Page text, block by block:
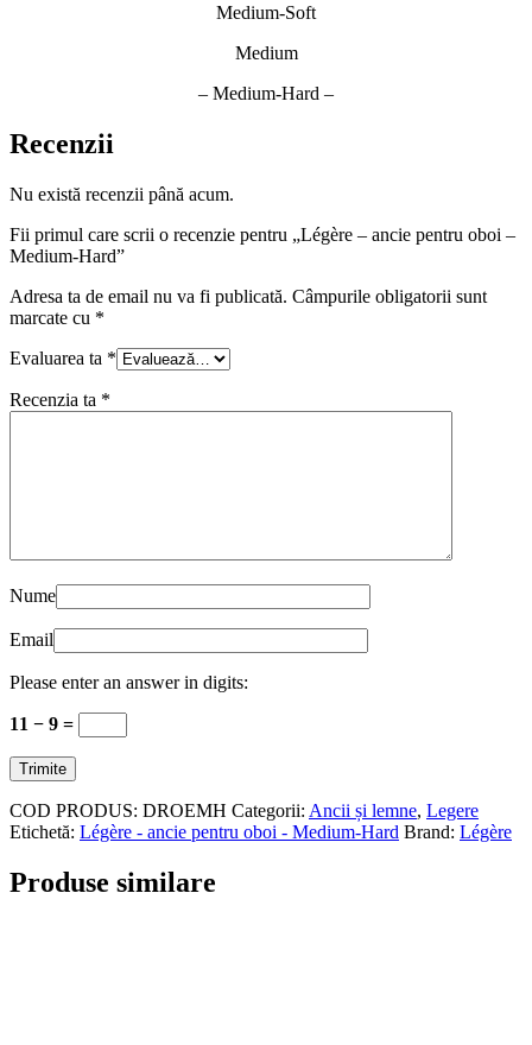
Medium-Soft
Medium
– Medium-Hard –
Recenzii
Nu există recenzii până acum.
Fii primul care scrii o recenzie pentru „Légère – ancie pentru oboi –
Medium-Hard”
Adresa ta de email nu va fi publicată. Câmpurile obligatorii sunt
marcate cu *
Evaluarea ta *
Recenzia ta *
Nume
Email
Please enter an answer in digits:
11 − 9 =
COD PRODUS: DROEMH Categorii: Ancii și lemne, Legere
Etichetă: Légère - ancie pentru oboi - Medium-Hard Brand: Légère
Produse similare